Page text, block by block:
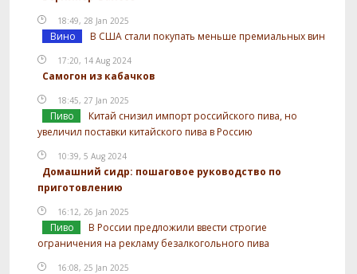
18:49, 28 Jan 2025
Вино В США стали покупать меньше премиальных вин
17:20, 14 Aug 2024
Самогон из кабачков
18:45, 27 Jan 2025
Пиво
Китай снизил импорт российского пива, но
увеличил поставки китайского пива в Россию
10:39, 5 Aug 2024
Домашний сидр: пошаговое руководство по
приготовлению
16:12, 26 Jan 2025
Пиво
В России предложили ввести строгие
ограничения на рекламу безалкогольного пива
16:08, 25 Jan 2025